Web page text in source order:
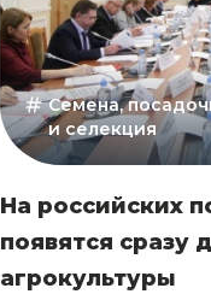
Семена,
и селекция
На российских
появятся сразу
агрокультуры